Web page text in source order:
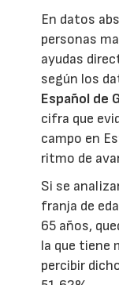
En datos
personas
ayudas
según los
Español de
cifra que
campo en
ritmo de
Si se
franja de
65 años,
la que tiene
percibir